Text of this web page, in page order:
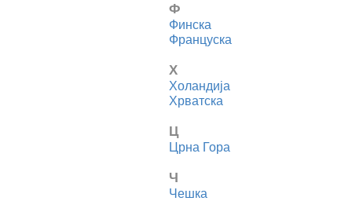
Ф
Финска
Француска
Х
Холандија
Хрватска
Ц
Црна Гора
Ч
Чешка